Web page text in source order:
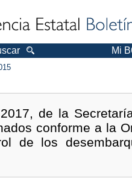
Mi
de la
conforme a la
de los